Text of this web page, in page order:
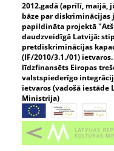
2012.gadā (aprīlī, maijā,
bāze par
papildināta projektā
daudzveidīgā Latvijā:
pretdiskriminācijas
(IF/2010/3.1./01)
līdzfinansēts Eiropas
valstspiederīgo
ietvaros (vadošā iestāde
Ministrija)